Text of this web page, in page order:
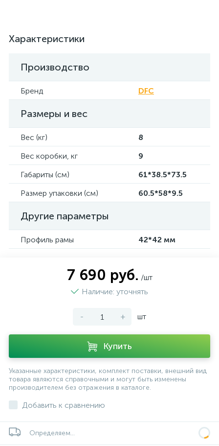
Характеристики
Производство
Бренд DFC
Размеры и вес
Вес (кг)
8
Вес коробки, кг
9
Габариты (см)
61*38.5*73.5
Размер упаковки (см)
60.5*58*9.5
Другие параметры
Профиль рамы 42*42 мм
7 690 руб. /шт
Наличие: уточнять
- + шт
Купить
Указанные характеристики, комплект поставки, внешний вид
товара являются справочными и могут быть изменены
производителем без отражения в каталоге.
Добавить к сравнению
Определяем...